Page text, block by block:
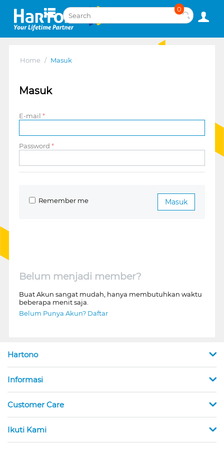
0
Home / Masuk
Masuk
E-mail
Password
Masuk
Remember me
Belum menjadi member?
Buat Akun sangat mudah, hanya membutuhkan waktu
beberapa menit saja.
Belum Punya Akun? Daftar
Hartono
Informasi
Customer Care
Ikuti Kami